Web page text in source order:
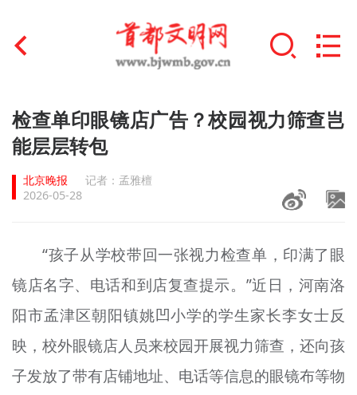
首页
文明创建
文明实践
未成年人思想道德建设
榜样人物
+
身边好人
文明评论
检查单印眼镜店广告？校园视力筛查岂
能层层转包
北京晚报
记者：孟雅檀
2026-05-28
“孩子从学校带回一张视力检查单，印满了眼
镜店名字、电话和到店复查提示。”近日，河南洛
阳市孟津区朝阳镇姚凹小学的学生家长李女士反
映，校外眼镜店人员来校园开展视力筛查，还向孩
子发放了带有店铺地址、电话等信息的眼镜布等物